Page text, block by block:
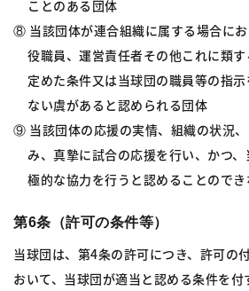
ことのある団体
⑧ 当該団体が連合組織に属する場合に
役職員、運営責任者その他これに類
定めた条件又は当球団の職員等の指
ない虞があると認められる団体
⑨ 当該団体の応援の実情、組織の状況
み、真摯に試合の応援を行い、かつ
極的な協力を行うと認めることので
第6条（許可の条件等）
当球団は、第4条の許可につき、許可の
おいて、当球団が適当と認める条件を付